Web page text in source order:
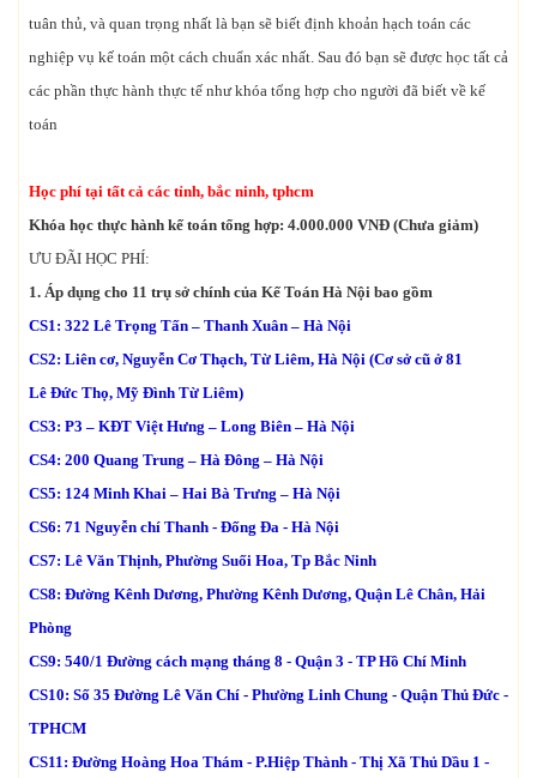
tuân thủ, và quan trọng nhất là bạn sẽ biết định khoản hạch toán các
nghiệp vụ kế toán một cách chuẩn xác nhất. Sau đó bạn sẽ được học tất cả
các phần thực hành thực tế như khóa tổng hợp cho người đã biết về kế
toán
Học phí tại tất cả các tỉnh, bắc ninh, tphcm
Khóa học thực hành kế toán tổng hợp: 4.000.000 VNĐ (Chưa giảm)
ƯU ĐÃI HỌC PHÍ:
1. Áp dụng cho 11 trụ sở chính của Kế Toán Hà Nội bao gồm
CS1: 322 Lê Trọng Tấn – Thanh Xuân – Hà Nội
CS2: Liên cơ, Nguyễn Cơ Thạch, Từ Liêm, Hà Nội (Cơ sở cũ ở 81
Lê Đức Thọ, Mỹ Đình Từ Liêm)
CS3: P3 – KĐT Việt Hưng – Long Biên – Hà Nội
CS4: 200 Quang Trung – Hà Đông – Hà Nội
CS5: 124 Minh Khai – Hai Bà Trưng – Hà Nội
CS6: 71 Nguyễn chí Thanh - Đống Đa - Hà Nội
CS7: Lê Văn Thịnh, Phường Suối Hoa, Tp Bắc Ninh
CS8: Đường Kênh Dương, Phường Kênh Dương, Quận Lê Chân, Hải
Phòng
CS9: 540/1 Đường cách mạng tháng 8 - Quận 3 - TP Hồ Chí Minh
CS10: Số 35 Đường Lê Văn Chí - Phường Linh Chung - Quận Thủ Đức -
TPHCM
CS11: Đường Hoàng Hoa Thám - P.Hiệp Thành - Thị Xã Thủ Dầu 1 -